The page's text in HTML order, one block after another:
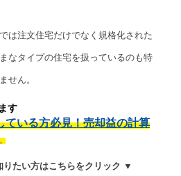
は注文住宅だけでなく規格化された
なタイプの住宅を扱っているのも特
せん。
す
ている方必見！売却益の計算
たい方はこちらをクリック ▼